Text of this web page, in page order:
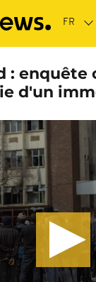
: enquête
d'un